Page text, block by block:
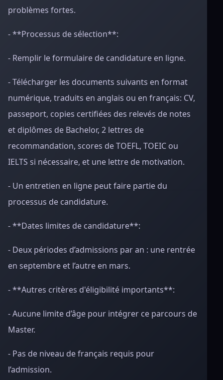
problèmes fortes.
- **Processus de sélection**:
- Remplir le formulaire de candidature en ligne.
- Télécharger les documents suivants en format
numérique, traduits en anglais ou en français: CV,
passeport, copies certifiées des relevés de notes
et diplômes de Bachelor, 2 lettres de
recommandation, scores de TOEFL, TOEIC ou
IELTS si nécessaire, et une lettre de motivation.
- Un entretien en ligne peut faire partie du
processus de candidature.
- **Dates limites de candidature**:
- Deux périodes d’admissions par an : une rentrée
en septembre et l’autre en mars.
- **Autres critères d'éligibilité importants**:
- Aucune limite d’âge pour intégrer ce parcours de
Master.
- Pas de niveau de français requis pour
l’admission.